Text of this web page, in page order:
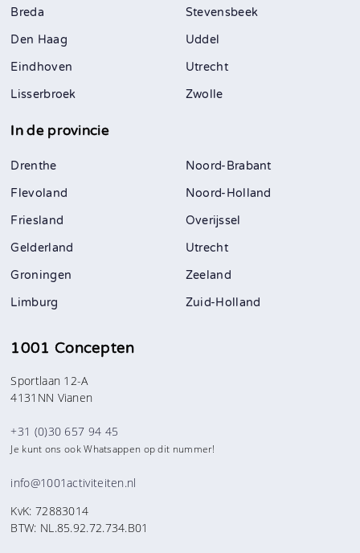
Breda
Den Haag
Eindhoven
Lisserbroek
Stevensbeek
Uddel
Utrecht
Zwolle
In de provincie
Drenthe
Flevoland
Friesland
Gelderland
Groningen
Limburg
Noord-Brabant
Noord-Holland
Overijssel
Utrecht
Zeeland
Zuid-Holland
1001 Concepten
Sportlaan 12-A
4131NN Vianen
+31 (0)30 657 94 45
Je kunt ons ook Whatsappen op dit nummer!
info@1001activiteiten.nl
KvK: 72883014
BTW: NL.85.92.72.734.B01